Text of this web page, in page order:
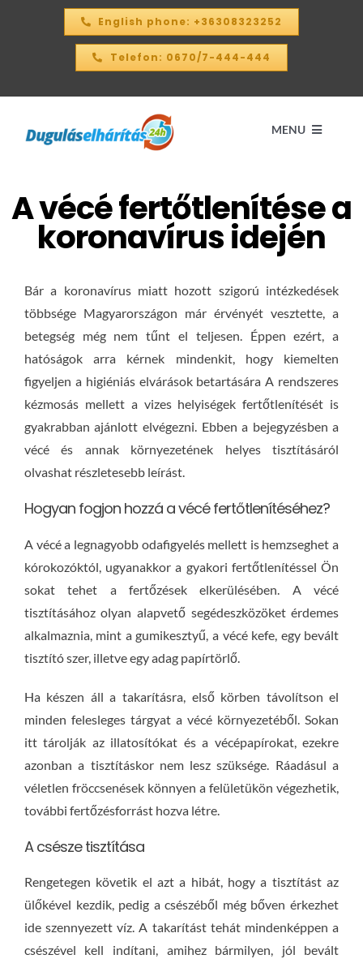
English phone: +36308323252
Telefon: 0670/7-444-444
MENU
Kezdőlap
ÁRKALKULÁTOR – 2026
KAPCSOLAT
A vécé fertőtlenítése a
koronavírus idején
Bár a koronavírus miatt hozott szigorú intézkedések
többsége Magyarországon már érvényét vesztette, a
betegség még nem tűnt el teljesen. Éppen ezért, a
hatóságok arra kérnek mindenkit, hogy kiemelten
figyeljen a higiéniás elvárások betartására A rendszeres
kézmosás mellett a vizes helyiségek fertőtlenítését is
gyakrabban ajánlott elvégezni. Ebben a bejegyzésben a
vécé és annak környezetének helyes tisztításáról
olvashat részletesebb leírást.
Hogyan fogjon hozzá a vécé fertőtlenítéséhez?
A vécé a legnagyobb odafigyelés mellett is hemzseghet a
kórokozóktól, ugyanakkor a gyakori fertőtlenítéssel Ön
sokat tehet a fertőzések elkerülésében. A vécé
tisztításához olyan alapvető segédeszközöket érdemes
alkalmaznia, mint a gumikesztyű, a vécé kefe, egy bevált
tisztító szer, illetve egy adag papírtörlő.
Ha készen áll a takarításra, első körben távolítson el
minden felesleges tárgyat a vécé környezetéből. Sokan
itt tárolják az illatosítókat és a vécépapírokat, ezekre
azonban a tisztításkor nem lesz szüksége. Ráadásul a
véletlen fröccsenések könnyen a felületükön végezhetik,
további fertőzésforrást hozva létre.
A csésze tisztítása
Rengetegen követik el azt a hibát, hogy a tisztítást az
ülőkével kezdik, pedig a csészéből még bőven érkezhet
ide szennyezett víz. A takarítást tehát mindenképpen a
csészével kell indítani, amihez bármilyen, jól bevált